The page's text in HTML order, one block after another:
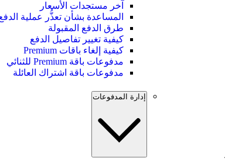
آخر مستجدات الأسعار
المساعدة بشأن تعذُّر عملية
طرق الدفع المقبولة
كيفية تغيير تفاصيل الدفع
كيفية إلغاء باقات Premium
مدفوعات باقة Premium للثنائي
مدفوعات باقة اشتراك العائلة
إدارة المدفوعات